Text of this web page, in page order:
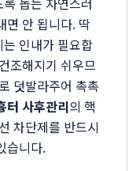
면 안 됩니다. 딱
인내가 필요합
조해지기 쉬우므
덧발라주어 촉촉
터 사후관리의 핵
차단제를 반드시
습니다.